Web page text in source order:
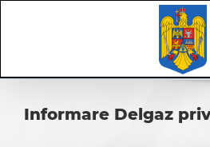
Informare Delgaz